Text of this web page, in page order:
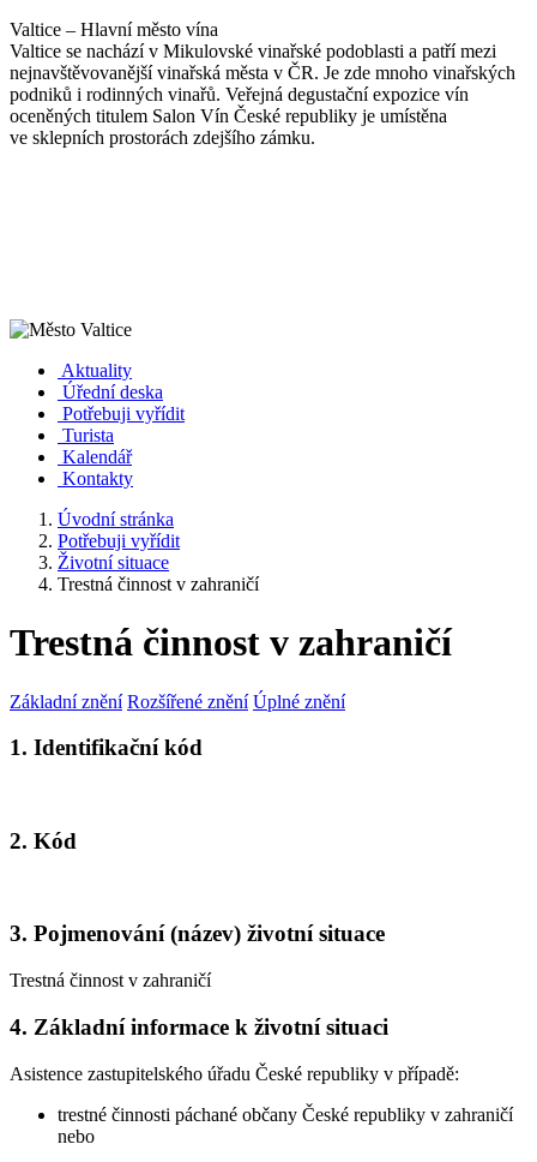
Valtice – Hlavní město vína
Valtice se nachází v Mikulovské vinařské podoblasti a patří mezi
nejnavštěvovanější vinařská města v ČR. Je zde mnoho vinařských
podniků i rodinných vinařů. Veřejná degustační expozice vín
oceněných titulem Salon Vín České republiky je umístěna
ve sklepních prostorách zdejšího zámku.
Aktuality
Úřední deska
Potřebuji vyřídit
Turista
Kalendář
Kontakty
Úvodní stránka
Potřebuji vyřídit
Životní situace
Trestná činnost v zahraničí
Trestná činnost v zahraničí
Základní znění Rozšířené znění Úplné znění
1. Identifikační kód
2. Kód
3. Pojmenování (název) životní situace
Trestná činnost v zahraničí
4. Základní informace k životní situaci
Asistence zastupitelského úřadu České republiky v případě:
trestné činnosti páchané občany České republiky v zahraničí
nebo